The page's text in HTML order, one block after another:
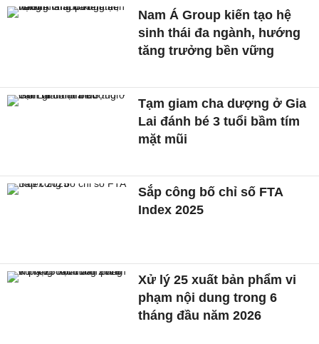
Nam Á Group kiến tạo hệ
sinh thái đa ngành, hướng
tăng trưởng bền vững
Tạm giam cha dượng ở Gia
Lai đánh bé 3 tuổi bầm tím
mặt mũi
Sắp công bố chỉ số FTA
Index 2025
Xử lý 25 xuất bản phẩm vi
phạm nội dung trong 6
tháng đầu năm 2026